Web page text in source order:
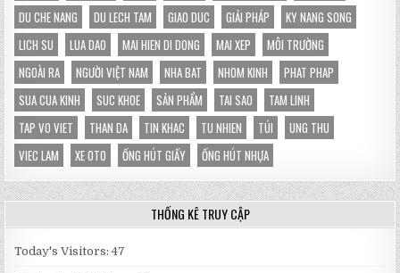
DU CHE NANG
DU LECH TAM GIAO DUC GIẢI PHÁP
KY NANG SONG
LICH SU
LUA DAO MAI HIEN DI DONG MAI XEP
MÔI TRƯỜNG
NGOÀI RA
NGƯỜI VIỆT NAM NHA BAT NHOM KINH
PHAT PHAP
SUA CUA KINH
SUC KHOE SẢN PHẨM TAI SAO
TAM LINH
TAP VO VIET
THAN DA TIN KHAC TU NHIEN TÚI
UNG THU
VIEC LAM
XE OTO ỐNG HÚT GIẤY ỐNG HÚT NHỰA
THỐNG KÊ TRUY CẬP
Today's Visitors:47